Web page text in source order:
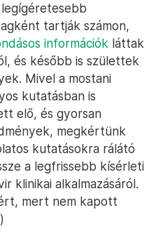
tartják számon,
információk láttak
és később is születtek
Mivel a mostani
kutatásban is
elő, és gyorsan
megkértünk
kutatásokra rálátó
a legfrissebb kísérleti
klinikai alkalmazásáról.
mert nem kapott